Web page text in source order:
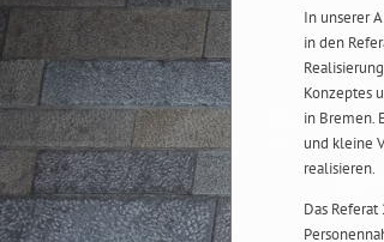
In unserer
in den
Konzeptes
in Bremen.
und kleine
realisieren.
Das